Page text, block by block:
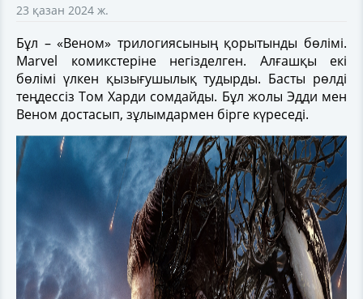
23 қазан 2024 ж.
Бұл – «Веном» трилогиясының қорытынды бөлімі.
Marvel комикстеріне негізделген. Алғашқы екі
бөлімі үлкен қызығушылық тудырды. Басты рөлді
теңдессіз Том Харди сомдайды. Бұл жолы Эдди мен
Веном достасып, зұлымдармен бірге күреседі.